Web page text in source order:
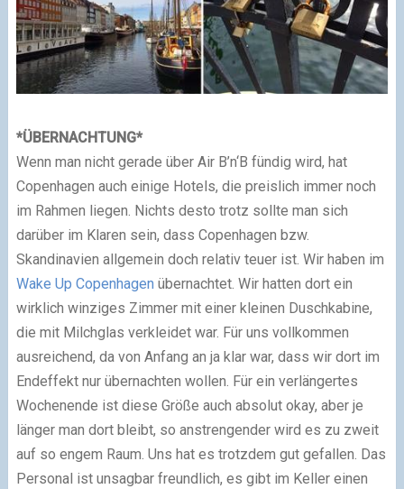
*ÜBERNACHTUNG*
Wenn man nicht gerade über Air B’n‘B fündig wird, hat
Copenhagen auch einige Hotels, die preislich immer noch
im Rahmen liegen. Nichts desto trotz sollte man sich
darüber im Klaren sein, dass Copenhagen bzw.
Skandinavien allgemein doch relativ teuer ist. Wir haben im
Wake Up Copenhagen übernachtet. Wir hatten dort ein
wirklich winziges Zimmer mit einer kleinen Duschkabine,
die mit Milchglas verkleidet war. Für uns vollkommen
ausreichend, da von Anfang an ja klar war, dass wir dort im
Endeffekt nur übernachten wollen. Für ein verlängertes
Wochenende ist diese Größe auch absolut okay, aber je
länger man dort bleibt, so anstrengender wird es zu zweit
auf so engem Raum. Uns hat es trotzdem gut gefallen. Das
Personal ist unsagbar freundlich, es gibt im Keller einen